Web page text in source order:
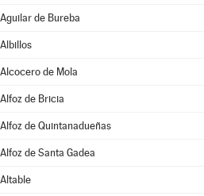
Aguilar de Bureba
Albillos
Alcocero de Mola
Alfoz de Bricia
Alfoz de Quintanadueñas
Alfoz de Santa Gadea
Altable